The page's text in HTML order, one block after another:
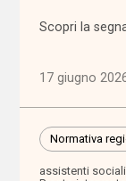
Esperienze
Welforum
Scopri la
17 giugno
Normativa
assistenti sociali